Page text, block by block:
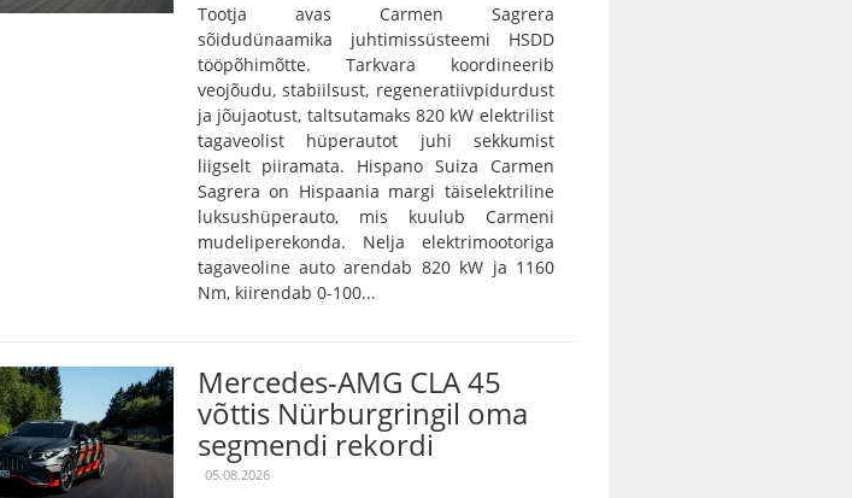
Tootja avas Carmen Sagrera
sõidudünaamika juhtimissüsteemi HSDD
tööpõhimõtte. Tarkvara koordineerib
veojõudu, stabiilsust, regeneratiivpidurdust
ja jõujaotust, taltsutamaks 820 kW elektrilist
tagaveolist hüperautot juhi sekkumist
liigselt piiramata. Hispano Suiza Carmen
Sagrera on Hispaania margi täiselektriline
luksushüperauto, mis kuulub Carmeni
mudeliperekonda. Nelja elektrimootoriga
tagaveoline auto arendab 820 kW ja 1160
Nm, kiirendab 0-100...
Mercedes-AMG CLA 45
võttis Nürburgringil oma
segmendi rekordi
05.08.2026